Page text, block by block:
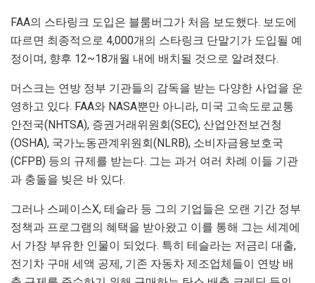
FAA의 스타링크 도입은 블룸버그가 처음 보도했다. 보도에
따르면 최종적으로 4,000개의 스타링크 단말기가 도입될 예
정이며, 향후 12~18개월 내에 배치될 것으로 알려졌다.
머스크는 연방 정부 기관들의 감독을 받는 다양한 사업을 운
영하고 있다. FAA와 NASA뿐만 아니라, 미국 고속도로교통
안전국(NHTSA), 증권거래위원회(SEC), 산업안전보건청
(OSHA), 국가노동관계위원회(NLRB), 소비자금융보호국
(CFPB) 등의 규제를 받는다. 그는 과거 여러 차례 이들 기관
과 충돌을 빚은 바 있다.
그러나 스페이스X, 테슬라 등 그의 기업들은 오랜 기간 정부
정책과 프로그램의 혜택을 받아왔고 이를 통해 그는 세계에
서 가장 부유한 인물이 되었다. 특히 테슬라는 저금리 대출,
전기차 구매 세액 공제, 기존 자동차 제조업체들이 연방 배